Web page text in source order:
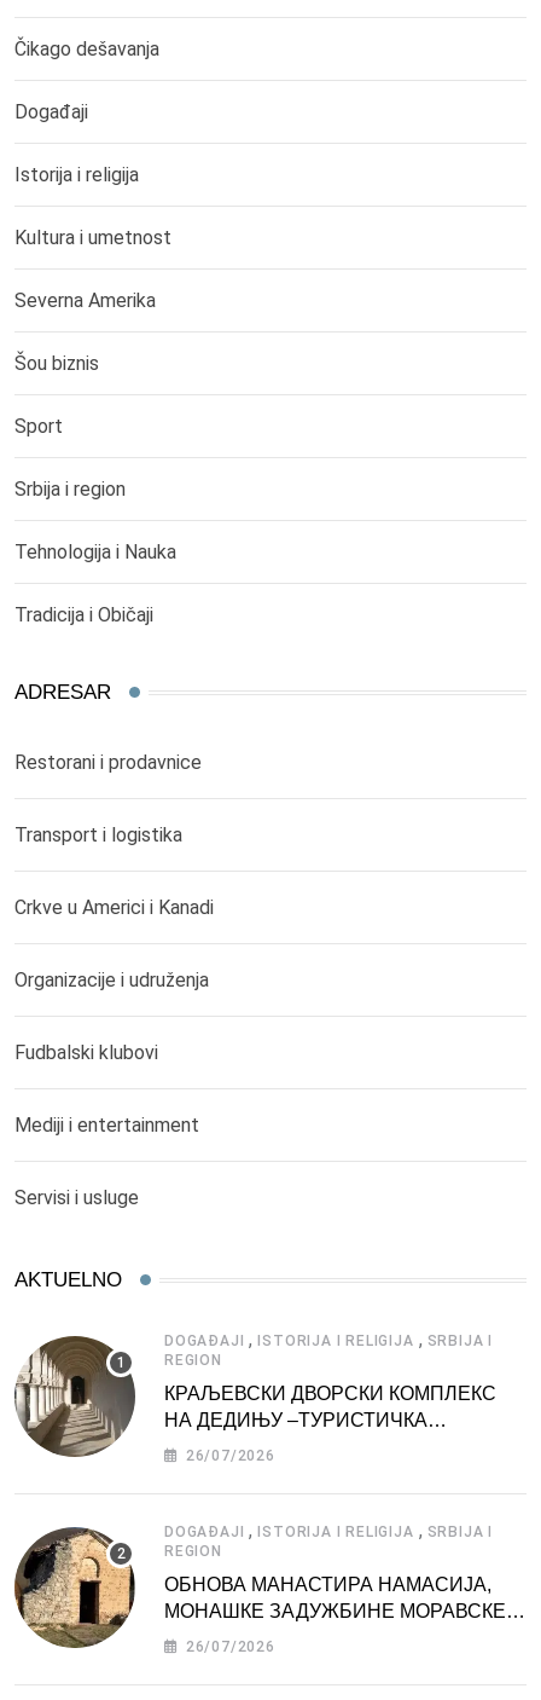
Čikago dešavanja
Događaji
Istorija i religija
Kultura i umetnost
Severna Amerika
Šou biznis
Sport
Srbija i region
Tehnologija i Nauka
Tradicija i Običaji
ADRESAR
Restorani i prodavnice
Transport i logistika
Crkve u Americi i Kanadi
Organizacije i udruženja
Fudbalski klubovi
Mediji i entertainment
Servisi i usluge
AKTUELNO
DOGAĐAJI , ISTORIJA I RELIGIJA , SRBIJA I
REGION
КРАЉЕВСКИ ДВОРСКИ КОМПЛЕКС
НА ДЕДИЊУ –ТУРИСТИЧКА
АТРАКЦИЈА
26/07/2026
DOGAĐAJI , ISTORIJA I RELIGIJA , SRBIJA I
REGION
ОБНОВА МАНАСТИРА НАМАСИЈА,
МОНАШКЕ ЗАДУЖБИНЕ МОРАВСКЕ
СРБИЈЕ
26/07/2026